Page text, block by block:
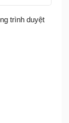
trình duyệt